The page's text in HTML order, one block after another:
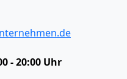
- 20:00 Uhr